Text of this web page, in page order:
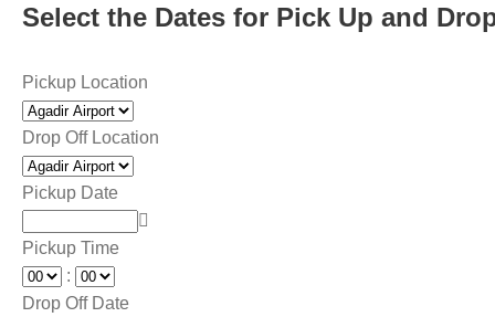
Select the Dates for Pick Up and
Pickup Location
Drop Off Location
Pickup Date
Pickup Time
:
Drop Off Date